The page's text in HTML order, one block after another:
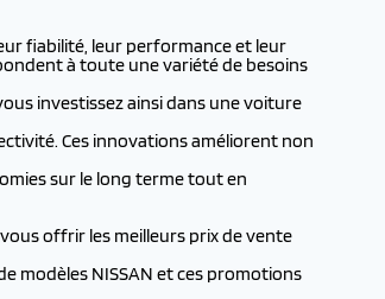
fiabilité, leur performance et leur
à toute une variété de besoins
investissez ainsi dans une voiture
Ces innovations améliorent non
sur le long terme tout en
offrir les meilleurs prix de vente
modèles NISSAN et ces promotions